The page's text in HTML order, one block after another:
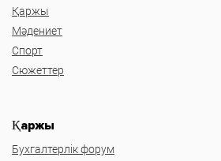
Қаржы
Мәдениет
Спорт
Сюжеттер
Қаржы
Бухгалтерлік форум